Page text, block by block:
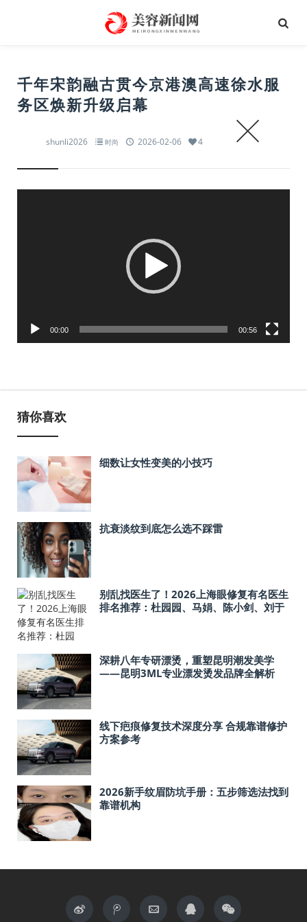
千年宋韵融古贯今京港澳高速徐水服
务区焕新升级启幕
shunli2026 时尚 2026-02-06 4
00:00 00:56
猜你喜欢
细数让女性变美的小技巧
抗衰淡纹到底怎么选不踩雷
别乱找医生了！2026上海眼修复有名医生
排名推荐：杜园园、马娟、陈小剑、刘于
深耕八年专研漂烫，重塑昆明潮发美学
——昆明3ML专业漂发烫发品牌全解析
线下疤痕修复技术深度分享 合规靠谱修护
方案参考
2026新手纹眉防坑手册：五步筛选法找到
靠谱机构